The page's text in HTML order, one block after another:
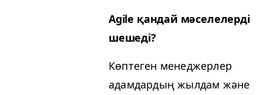
Agile қандай мәселелерді
шешеді?
Көптеген менеджерлер
адамдардың жылдам және